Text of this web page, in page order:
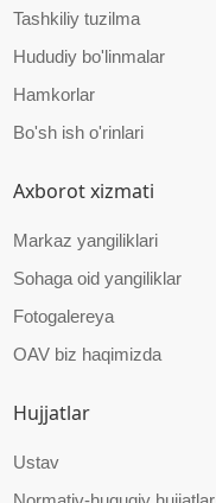
Tashkiliy tuzilma
Hududiy bo'linmalar
Hamkorlar
Bo'sh ish o'rinlari
Axborot xizmati
Markaz yangiliklari
Sohaga oid yangiliklar
Fotogalereya
OAV biz haqimizda
Hujjatlar
Ustav